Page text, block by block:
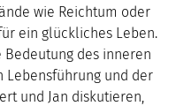
wie Reichtum oder
ein glückliches Leben.
des inneren
Lebensführung und der
und Jan diskutieren,